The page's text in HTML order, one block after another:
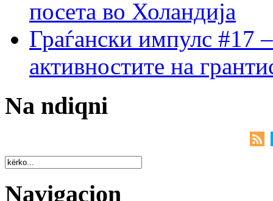
посета во Холандија
Граѓански импулс #17
активностите на
Na ndiqni
Navigacion